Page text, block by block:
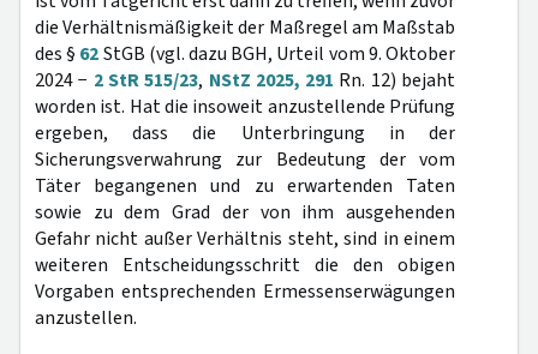
die Verhältnismäßigkeit der Maßregel am Maßstab
des § 62StGB (vgl. dazu BGH, Urteil vom 9. Oktober
2024 − 2 StR 515/23, NStZ 2025, 291 Rn. 12) bejaht
worden ist. Hat die insoweit anzustellende Prüfung
ergeben, dass die Unterbringung in der
Sicherungsverwahrung zur Bedeutung der vom
Täter begangenen und zu erwartenden Taten
sowie zu dem Grad der von ihm ausgehenden
Gefahr nicht außer Verhältnis steht, sind in einem
weiteren Entscheidungsschritt die den obigen
Vorgaben entsprechenden Ermessenserwägungen
anzustellen.